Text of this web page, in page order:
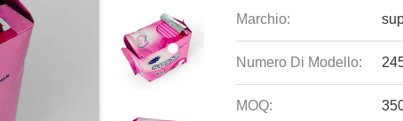
Marchio:
Numero Di Modello:
MOQ: